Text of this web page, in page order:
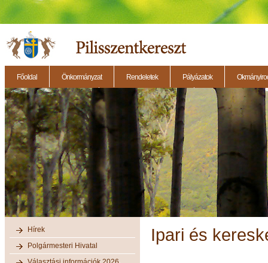
Főoldal Önkormányzat Rendeletek Pályázatok
2014.11.27. - Testületi ülés 2014.12.28. - Testületi ülés 2014.11.13. - Testületi
Hírek
Polgármesteri Hivatal
Ipari és